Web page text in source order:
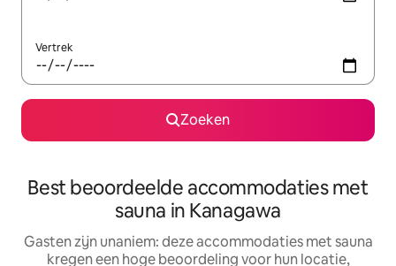
Vertrek
Zoeken
Best beoordeelde accommodaties met
sauna in Kanagawa
Gasten zijn unaniem: deze accommodaties met sauna
kregen een hoge beoordeling voor hun locatie,